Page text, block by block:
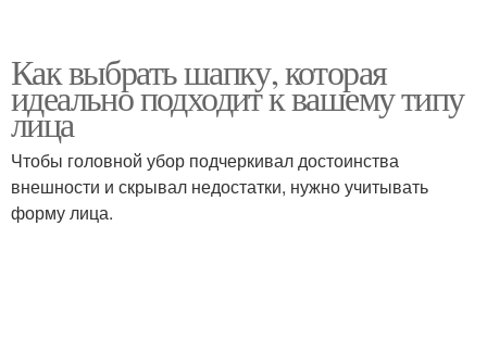
Как выбрать шапку, которая
идеально подходит к вашему типу
лица
Чтобы головной убор подчеркивал достоинства
внешности и скрывал недостатки, нужно учитывать
форму лица.